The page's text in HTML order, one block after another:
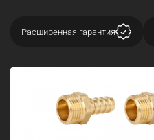
Расширенная гарантия